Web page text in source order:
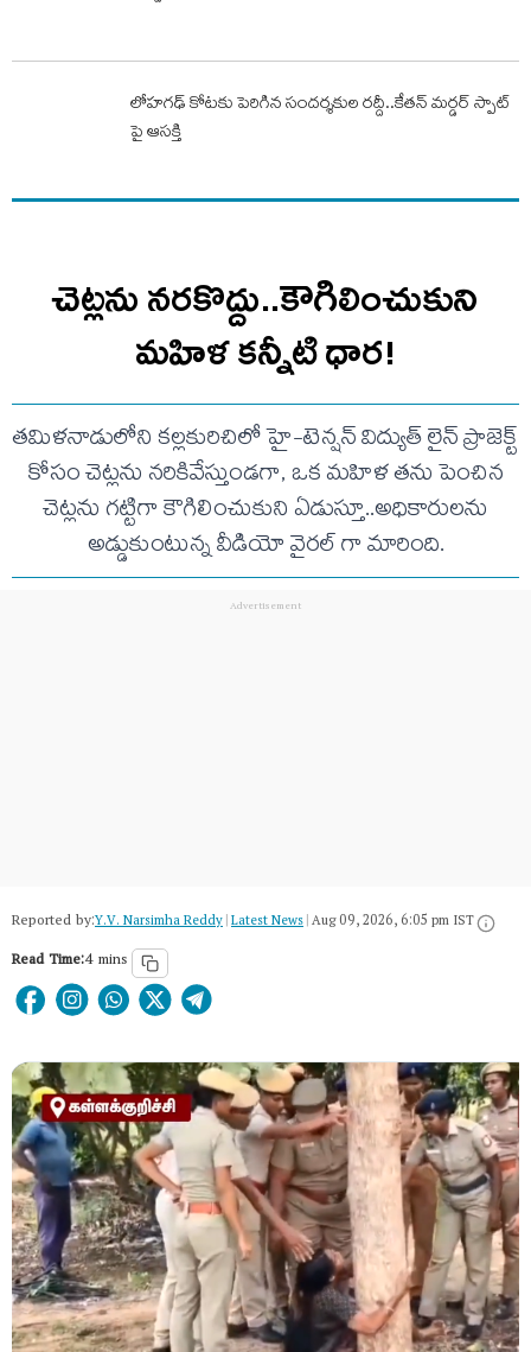
లోహగఢ్ కోటకు పెరిగిన సందర్శకుల రద్దీ..కేతన్ మర్డర్ స్పాట్
పై ఆసక్తి
చెట్లను నరకొద్దు..కౌగిలించుకుని
మహిళ కన్నీటి ధార!
తమిళనాడులోని కల్లకురిచిలో హై-టెన్షన్ విద్యుత్ లైన్ ప్రాజెక్ట్
కోసం చెట్లను నరికివేస్తుండగా, ఒక మహిళ తను పెంచిన
చెట్లను గట్టిగా కౌగిలించుకుని ఏడుస్తూ..అధికారులను
అడ్డుకుంటున్న వీడియో వైరల్ గా మారింది.
Reported by:Y.V. Narsimha Reddy|Latest News|Aug 09, 2026, 6:05 pm IST
Read Time:4 mins